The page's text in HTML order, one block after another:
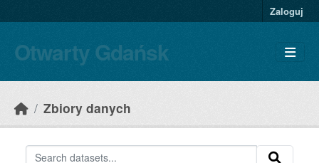
Zaloguj
Otwarty Gdańsk
Zbiory danych